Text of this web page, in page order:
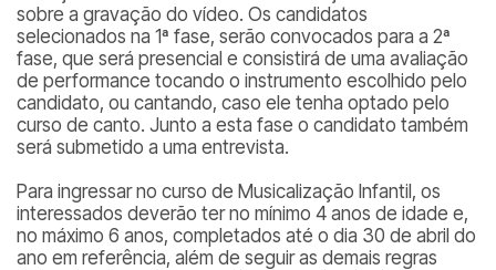
sobre a gravação do vídeo. Os candidatos
selecionados na 1ª fase, serão convocados para a 2ª
fase, que será presencial e consistirá de uma avaliação
de performance tocando o instrumento escolhido pelo
candidato, ou cantando, caso ele tenha optado pelo
curso de canto. Junto a esta fase o candidato também
será submetido a uma entrevista.
Para ingressar no curso de Musicalização Infantil, os
interessados deverão ter no mínimo 4 anos de idade e,
no máximo 6 anos, completados até o dia 30 de abril do
ano em referência, além de seguir as demais regras